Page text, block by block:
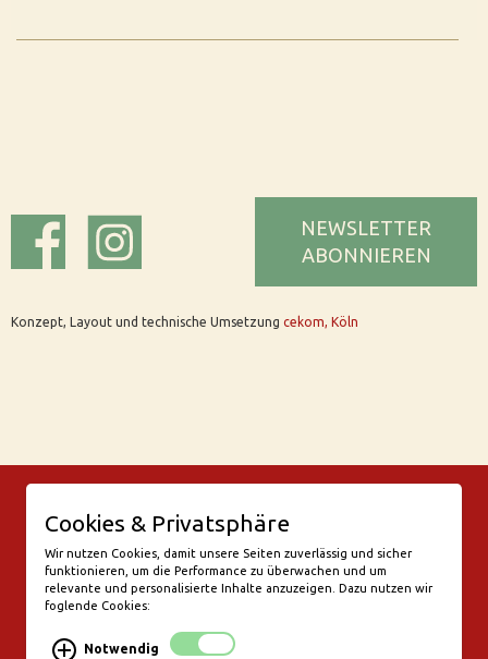
Konzept, Layout und technische Umsetzung cekom, Köln
NEWSLETTER
ABONNIEREN
Friesenwall 58
50672 Köln
valentine@bar-rix.de
Di + Mi Weinproben
Do 17:00-23:00
Cookies & Privatsphäre
Wir nutzen Cookies, damit unsere Seiten zuverlässig und sicher
funktionieren, um die Performance zu überwachen und um
relevante und personalisierte Inhalte anzuzeigen. Dazu nutzen wir
foglende Cookies:
Notwendig